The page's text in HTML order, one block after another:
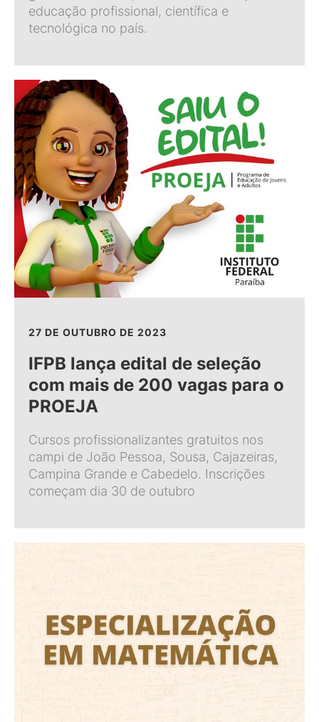
educação profissional, científica e
tecnológica no país.
27 DE OUTUBRO DE 2023
IFPB lança edital de seleção
com mais de 200 vagas para o
PROEJA
Cursos profissionalizantes gratuitos nos
campi de João Pessoa, Sousa, Cajazeiras,
Campina Grande e Cabedelo. Inscrições
começam dia 30 de outubro